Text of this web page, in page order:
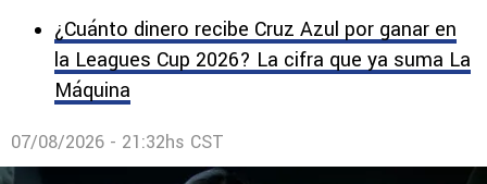
¿Cuánto dinero recibe Cruz Azul por ganar en
la Leagues Cup 2026? La cifra que ya suma La
Máquina
07/08/2026 - 21:32hs CST